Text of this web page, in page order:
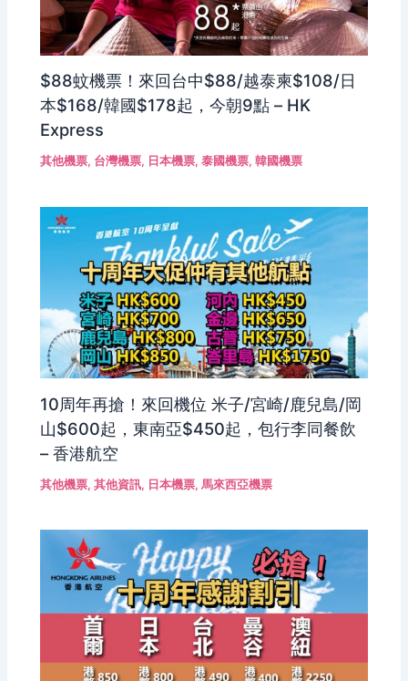
$88蚊機票！來回台中$88/越泰柬$108/日
本$168/韓國$178起，今朝9點 – HK
Express
其他機票, 台灣機票, 日本機票,泰國機票,韓國機票
10周年再搶！來回機位 米子/宮崎/鹿兒島/岡
山$600起，東南亞$450起，包行李同餐飲
– 香港航空
其他機票,其他資訊, 日本機票,馬來西亞機票